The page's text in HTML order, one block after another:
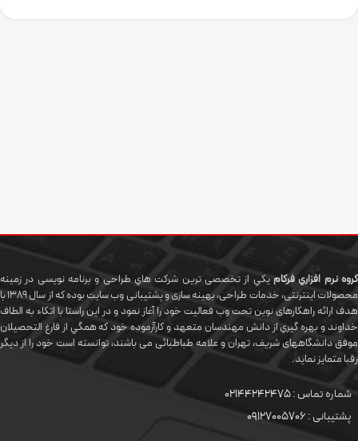
گروه نرم افزاري فرکام يکي از تخصصی ترين شرکت هاي طراحی و برنامه نویسی در زمینه
محصولات اینترنتی، خدمات طراحی، بهینه سازی و پشتیبانی وب سایت بوده که از سال 1389 با
هدف ارائه راهکارهای نوین تحت وب فعالیت خود را آغاز نمود و در این راستا با اتکاء به الطاف
خداوند و بهره گيري از دانش مهندسان متعهد و کارآزموده خود که همگي از فارغ التحصیلان
موفق دانشگاههای شريف، تهران و علامه طباطبائی می باشند، توانسته است خود را از دیگر
رقبا متمایز نماید.
شماره تماس :02144242475
پشتیبانی :09127005706